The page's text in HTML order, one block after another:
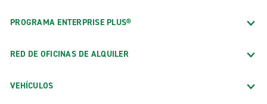
PROGRAMA ENTERPRISE PLUS®
RED DE OFICINAS DE ALQUILER
VEHÍCULOS